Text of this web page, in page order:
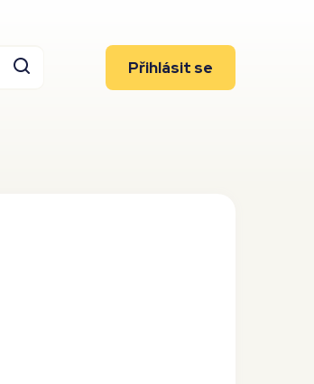
Přihlásit se